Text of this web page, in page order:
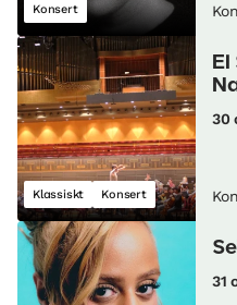
Konsert
Klassiskt Konsert
El
30
31